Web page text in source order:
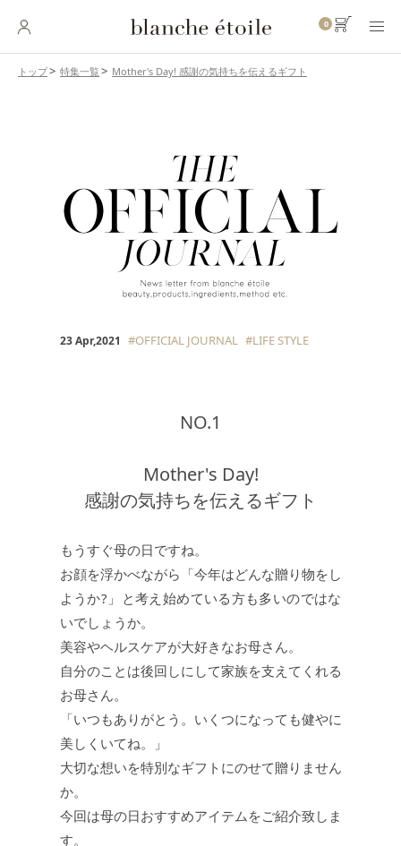
0
トップ 特集一覧 Mother's Day! 感謝の気持ちを伝えるギフト
23 Apr,2021 #OFFICIAL JOURNAL #LIFE STYLE
NO.1
Mother's Day!
感謝の気持ちを伝えるギフト
もうすぐ母の日ですね。
お顔を浮かべながら「今年はどんな贈り物をし
ようか?」と考え始めている方も多いのではな
いでしょうか。
美容やヘルスケアが大好きなお母さん。
自分のことは後回しにして家族を支えてくれる
お母さん。
「いつもありがとう。いくつになっても健やに
美しくいてね。」
大切な想いを特別なギフトにのせて贈りません
か。
今回は母の日おすすめアイテムをご紹介致しま
す。
ベースメイク
POINT MAKEUP ポイントメイク
HAIR CARE ボディ・ヘアケア
INNER CARE インナーケア
PERFUME 香水
MEN'S SELECT 男性にもおすすめ
OTHER